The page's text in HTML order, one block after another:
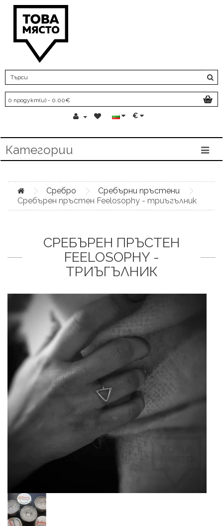
0 продукт(и) - 0.00€
€
Категории
Сребро
Сребърни пръстени
Сребърен пръстен Feelosophy - триъгълник
СРЕБЪРЕН ПРЪСТЕН
FEELOSOPHY -
ТРИЪГЪЛНИК